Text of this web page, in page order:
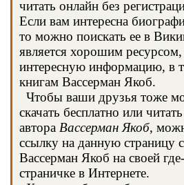
читать онлайн без
Если вам интересна
то можно поискать ее в
является хорошим
интересную информацию, в
книгам Вассерман Якоб.
Чтобы ваши друзья тоже
скачать бесплатно или
автора Вассерман Якоб,
ссылку на данную страницу
Вассерман Якоб на своей
страничке в Интернете.